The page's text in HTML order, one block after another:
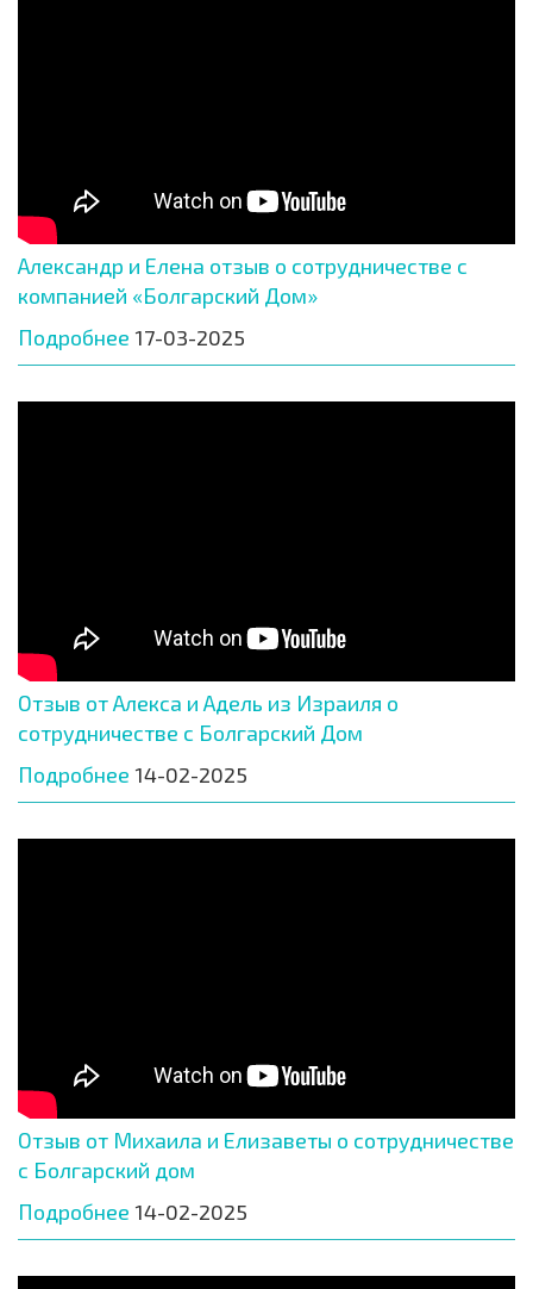
Александр и Елена отзыв о сотрудничестве с
компанией «Болгарский Дом»
Подробнее 17-03-2025
Отзыв от Алекса и Адель из Израиля о
сотрудничестве с Болгарский Дом
Подробнее 14-02-2025
Отзыв от Михаила и Елизаветы о сотрудничестве
с Болгарский дом
Подробнее 14-02-2025